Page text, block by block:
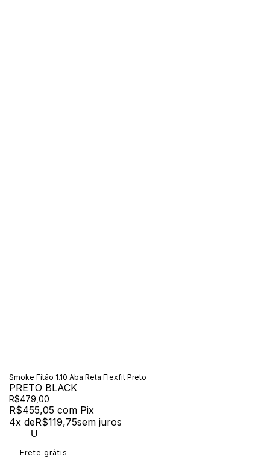
Smoke Fitão 1.10 Aba Reta Flexfit Preto
PRETO BLACK
R$479,00
R$455,05 com Pix
4x deR$119,75sem juros
U
Frete grátis